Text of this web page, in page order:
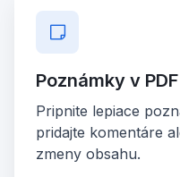
Poznámky v PDF
Pripnite lepiace
pridajte komentáre
zmeny obsahu.